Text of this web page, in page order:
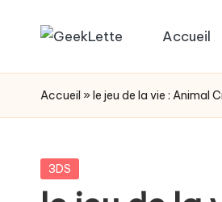
content
G
e
k
sur
de
société
Accueil
Accueil » le jeu de la vie : Animal
Posted
3DS